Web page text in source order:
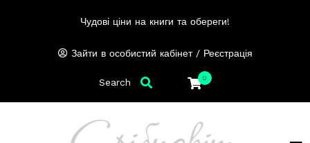
Чудові ціни на книги та обереги!
Зайти в особистий кабінет / Реєстрація
0
Search